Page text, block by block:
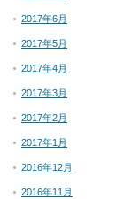
2017年6月
2017年5月
2017年4月
2017年3月
2017年2月
2017年1月
2016年12月
2016年11月